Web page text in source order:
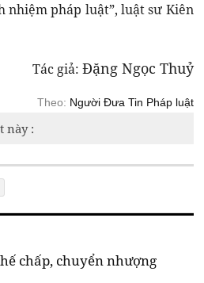
nhiệm pháp luật”, luật sư Kiên
Tác giả: Đặng Ngọc Thuỷ
Theo: Người Đưa Tin Pháp luật
này :
chấp, chuyển nhượng